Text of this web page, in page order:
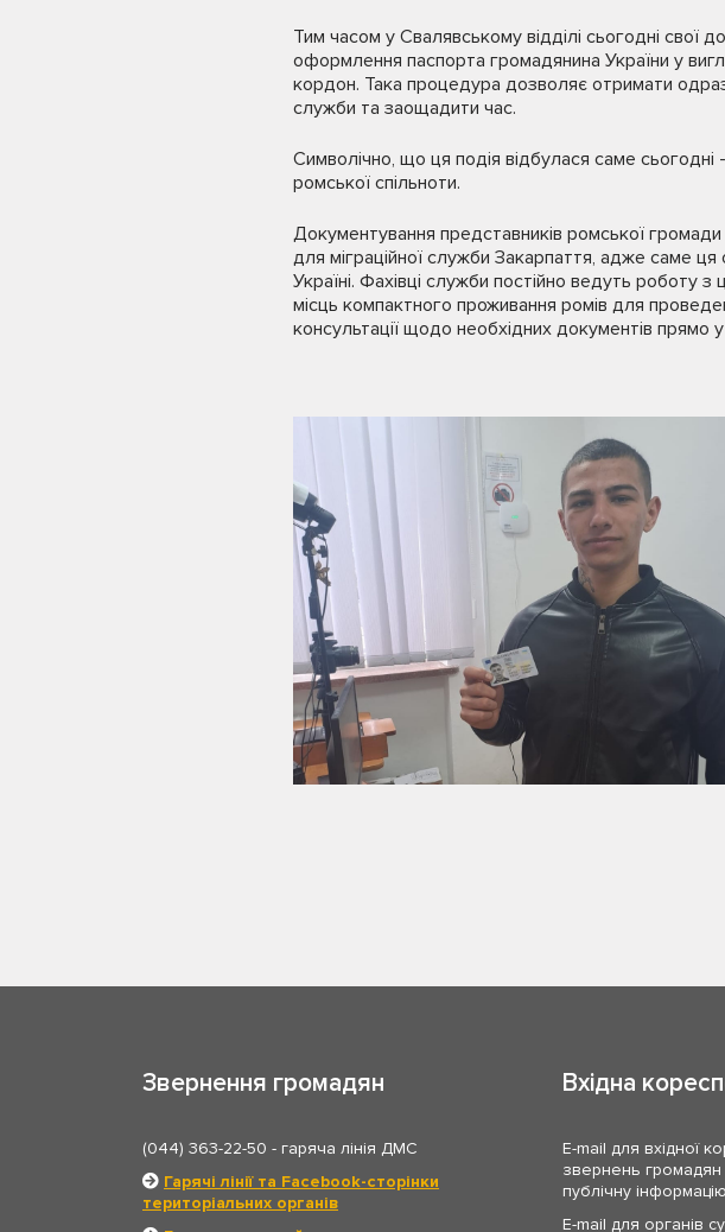
Тим часом у Свалявському відділі сьогодні
оформлення паспорта громадянина України у
кордон. Така процедура дозволяє отримати
служби та заощадити час.
Символічно, що ця подія відбулася саме сьогодні
ромської спільноти.
Документування представників ромської
для міграційної служби Закарпаття, адже саме ця
Україні. Фахівці служби постійно ведуть роботу
місць компактного проживання ромів для
консультації щодо необхідних документів прямо
Звернення громадян
(044) 363-22-50 - гаряча лінія ДМС
Гарячі лінії та Facebook-сторінки
територіальних органів
Вхідна
E-mail для вхідної
звернень громадян
публічну
E-mail для органів